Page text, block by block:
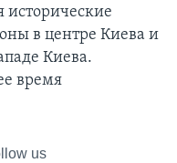
исторические
в центре Киева и
Киева.
время
us